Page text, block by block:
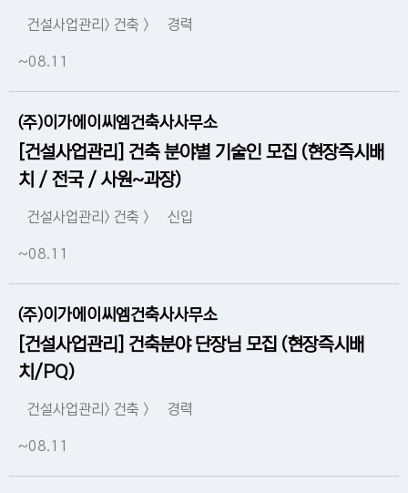
건설사업관리> 건축 > 경력
~08.11
(주)이가에이씨엠건축사사무소
[건설사업관리] 건축 분야별 기술인 모집 (현장즉시배
치 / 전국 / 사원~과장)
건설사업관리> 건축 > 신입
~08.11
(주)이가에이씨엠건축사사무소
[건설사업관리] 건축분야 단장님 모집 (현장즉시배
치/PQ)
건설사업관리> 건축 > 경력
~08.11